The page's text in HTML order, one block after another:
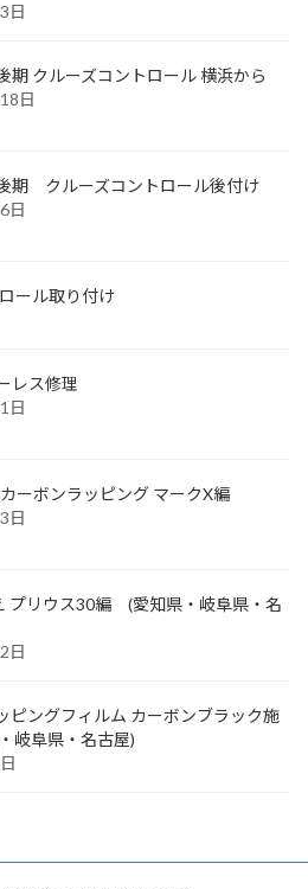
日
期 クルーズコントロール 横浜から
日
期 クルーズコントロール後付け
日
ール取り付け
レス修理
日
ーボンラッピング マークX編
日
プリウス30編 (愛知県・岐阜県・名
日
ピングフィルム カーボンブラック施
岐阜県・名古屋)